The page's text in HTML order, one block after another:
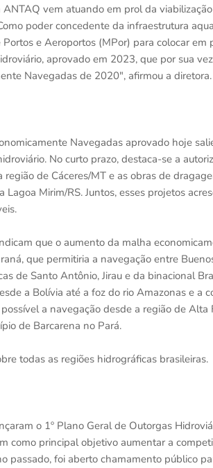
vem atuando em prol da
poder concedente da infraestrutura
e Aeroportos (MPor) para colocar em
aprovado em 2023, que por sua
Navegadas de 2020", afirmou a diretora.
Navegadas aprovado hoje
No curto prazo, destaca-se a
de Cáceres/MT e as obras de
Mirim/RS. Juntos, esses projetos
que o aumento da malha
que permitiria a navegação entre
de Santo Antônio, Jirau e da binacional
a Bolívia até a foz do rio Amazonas e a
a navegação desde a região de
de Barcarena no Pará.
todas as regiões hidrográficas brasileiras.
o 1º Plano Geral de Outorgas
como principal objetivo aumentar a
passado, foi aberto chamamento público